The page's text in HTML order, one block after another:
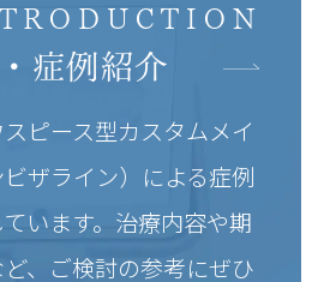
症例紹介
ピース型カスタムメイ
ザライン）による症例
います。治療内容や期
、ご検討の参考にぜひ